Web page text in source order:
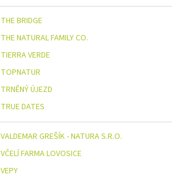
THE BRIDGE
THE NATURAL FAMILY CO.
TIERRA VERDE
TOPNATUR
TRNĚNÝ ÚJEZD
TRUE DATES
VALDEMAR GREŠÍK - NATURA S.R.O.
VČELÍ FARMA LOVOSICE
VEPY